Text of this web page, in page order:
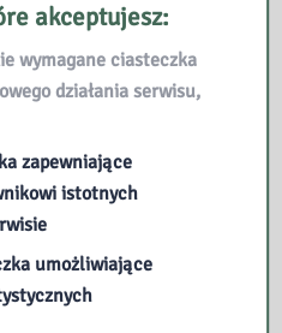
materiałów bibliotecznych
Lewandowska
akceptujesz:
wymagane ciasteczka
działania serwisu,
zapewniające
istotnych
umożliwiające